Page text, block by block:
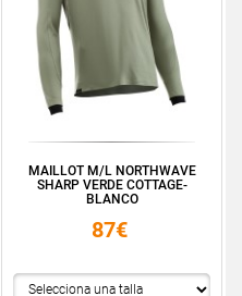
MAILLOT M/L NORTHWAVE
SHARP VERDE COTTAGE-
BLANCO
87€